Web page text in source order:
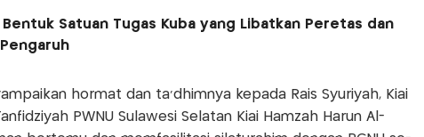
Bentuk Satuan Tugas Kuba yang Libatkan Peretas dan
hormat dan ta’dhimnya kepada Rais Syuriyah, Kiai
PWNU Sulawesi Selatan Kiai Hamzah Harun Al-